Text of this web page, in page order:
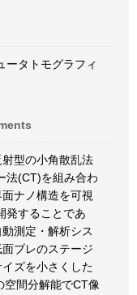
ータトモグラフィ
型の小角散乱法
法(CT)を組み合わ
ナノ構造を可視
発することであ
測定・解析シス
ブレのステージ
ズを小さくした
空間分解能でCT像